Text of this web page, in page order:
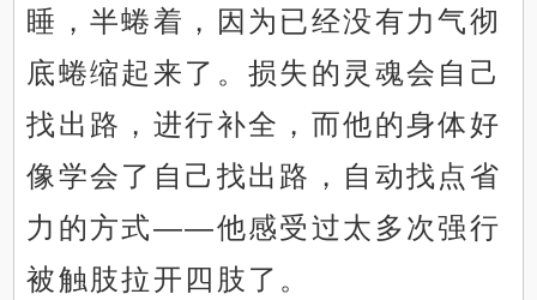
睡，半蜷着，因为已经没有力气彻
底蜷缩起来了。损失的灵魂会自己
找出路，进行补全，而他的身体好
像学会了自己找出路，自动找点省
力的方式——他感受过太多次强行
被触肢拉开四肢了。